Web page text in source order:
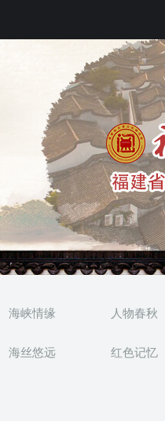
海峡情缘 人物春秋
海丝悠远 红色记忆